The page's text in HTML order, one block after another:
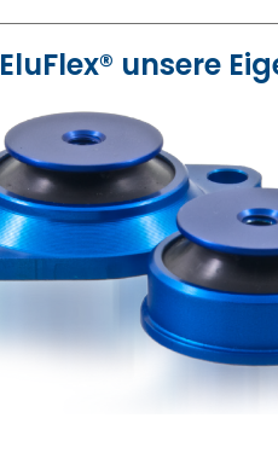
EluFlex® unsere